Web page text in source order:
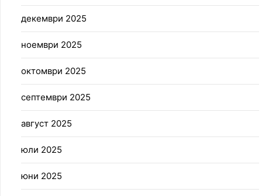
декември 2025
ноември 2025
октомври 2025
септември 2025
август 2025
юли 2025
юни 2025